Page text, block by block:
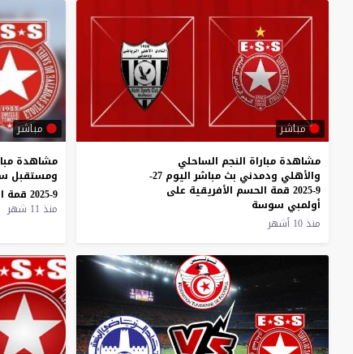
مباشر
مشاهدة مباراة النجم الساحلي
والأهلي ودمدني بث مباشر اليوم 27-
9-2025 قمة الحسم الأفريقية على
أولمبي سوسة
منذ 10 أشهر
مباشر
مشاهدة
9-2025 قمة الملعب البلدي بئر
منذ 11 شهر